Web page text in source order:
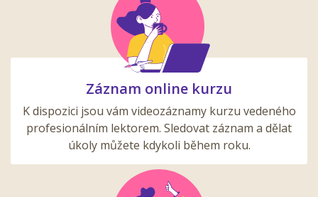
Záznam online kurzu
K dispozici jsou vám videozáznamy kurzu vedeného
profesionálním lektorem. Sledovat záznam a dělat
úkoly můžete kdykoli během roku.